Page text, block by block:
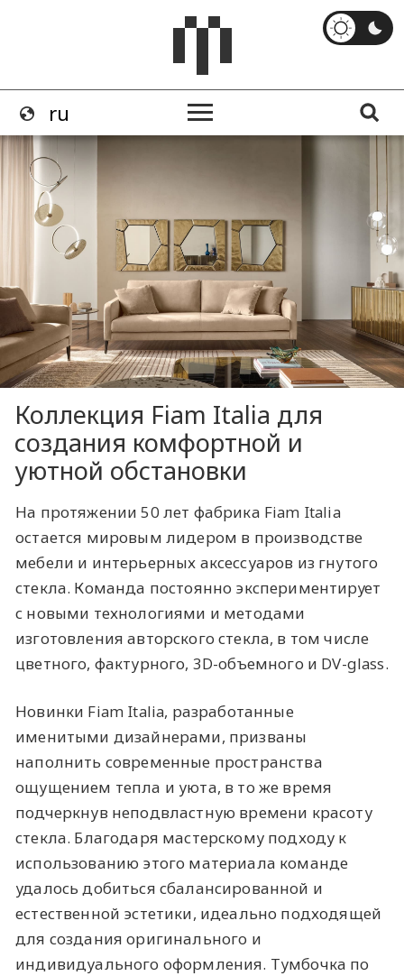
Коллекция Fiam Italia для
создания комфортной и
уютной обстановки
На протяжении 50 лет фабрика Fiam Italia
остается мировым лидером в производстве
мебели и интерьерных аксессуаров из гнутого
стекла. Команда постоянно экспериментирует
с новыми технологиями и методами
изготовления авторского стекла, в том числе
цветного, фактурного, 3D-объемного и DV-glass.
Новинки Fiam Italia, разработанные
именитыми дизайнерами, призваны
наполнить современные пространства
ощущением тепла и уюта, в то же время
подчеркнув неподвластную времени красоту
стекла. Благодаря мастерскому подходу к
использованию этого материала команде
удалось добиться сбалансированной и
естественной эстетики, идеально подходящей
для создания оригинального и
индивидуального оформления. Тумбочка по